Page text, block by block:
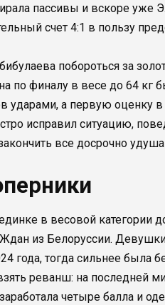
пассивы и вскоре уже
счет 4:1 в пользу
побороться за
по финалу в весе до 64 кг
ударами, а первую оценку
исправил ситуацию,
все досрочно
в весовой категории
из Белоруссии.
года, тогда сильнее была
реванш: на последней
четыре балла и